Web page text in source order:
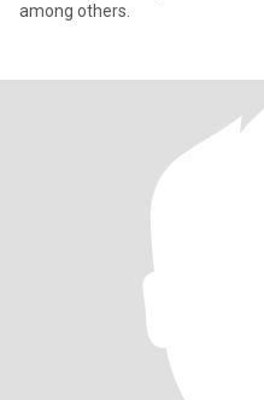
among others.